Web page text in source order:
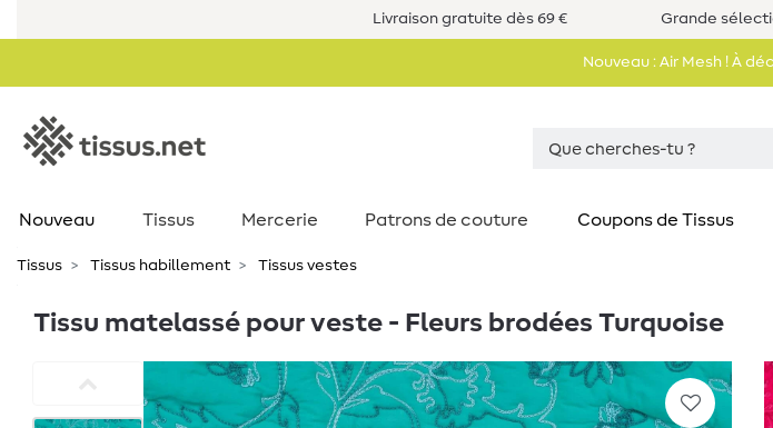
Livraison gratuite dès 69 € Grande
Nouveau : Air Mesh ! À
Nouveau Tissus Mercerie Patrons de couture Coupons de Tissus
Tissus Tissus habillement Tissus vestes
Tissu matelassé pour veste - Fleurs brodées Turquoise